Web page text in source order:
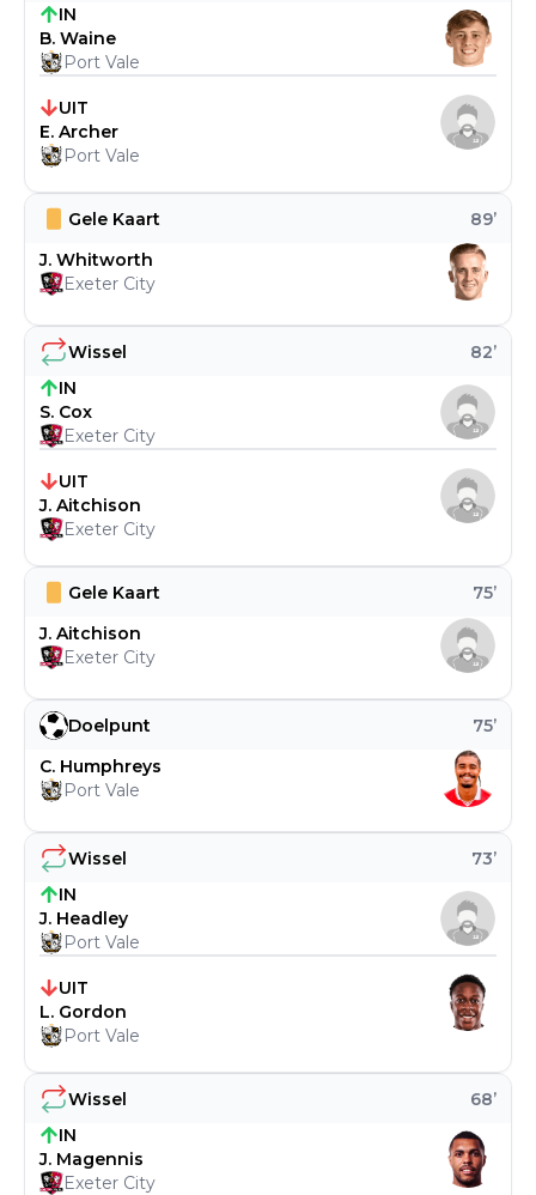
Wissel 68’
IN
J. Magennis
Exeter City
Wissel 73’
IN
J. Headley
Port Vale
UIT
L. Gordon
Port Vale
Doelpunt 75’
C. Humphreys
Port Vale
Gele Kaart 75’
J. Aitchison
Exeter City
Wissel 82’
IN
S. Cox
Exeter City
UIT
J. Aitchison
Exeter City
Gele Kaart 89’
J. Whitworth
Exeter City
IN
B. Waine
Port Vale
UIT
E. Archer
Port Vale